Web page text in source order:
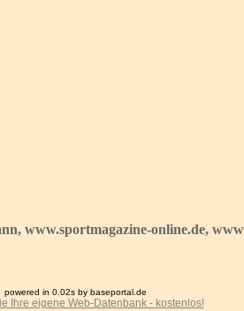
www.sportmagazine-online.de,
powered in 0.02s by baseportal.de
Ihre eigene Web-Datenbank - kostenlos!